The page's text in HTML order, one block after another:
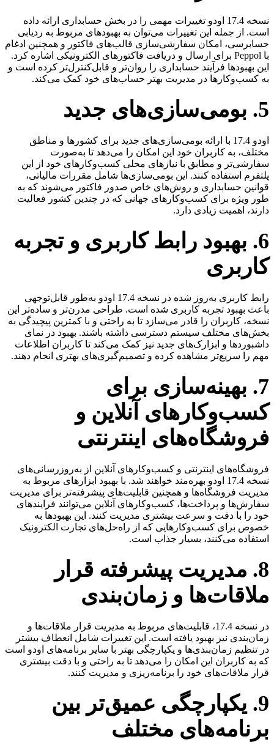
نسخه 17.4 اودو تغییرات مهمی را در بخش حسابداری ارائه داده
است. از جمله این تغییرات می‌توان به بهبودهای مربوط به ردیابی
حسابرسی، امکان سفارشی‌سازی قالب‌های فاکتور و همچنین ادغام
با Peppol برای ارسال و دریافت فاکتورهای الکترونیکی اشاره کرد.
این بهبودها فرآیند حسابداری را روان‌تر و قابل‌کنترل‌تر کرده است و
به کسب‌وکارها در مدیریت بهتر حساب‌های خود کمک می‌کند.
5. بومی‌سازی‌های جدید​
اودو 17.4 با ارائه بومی‌سازی‌های جدید برای کشورها و مناطق
مختلف، به کاربران خود این امکان را می‌دهد تا به‌صورت
سفارشی‌تر و مطابق با نیازهای محلی کسب‌وکارهای خود از این
پلتفرم استفاده کنند. این بومی‌سازی‌ها شامل مقررات مالیاتی،
قوانین حسابداری و روش‌های خاص صدور فاکتور می‌شوند که به
طور ویژه برای کسب‌وکارهای جهانی که در چندین کشور فعالیت
دارند، اهمیت زیادی دارد.
6. بهبود رابط کاربری و تجربه
کاربری​
رابط کاربری به‌روز شده در نسخه 17.4 اودو به‌طور قابل‌توجهی
باعث بهبود تجربه کاربری شده است. طراحی مدرن‌تر و ساده‌تر این
نسخه، کاربران را قادر می‌سازد تا به راحتی و با کمترین پیچیدگی به
بخش‌های مختلف سیستم دسترسی داشته باشند. بهبود در نمای
داشبورد‌ها و ابزارک‌های جدید نیز کمک می‌کند تا کاربران اطلاعات
مهم را سریع‌تر مشاهده کرده و تصمیم‌گیری‌های بهتری انجام دهند.
7. بهینه‌سازی برای
کسب‌وکارهای آنلاین و
فروشگاه‌های اینترنتی
فروشگاه‌های اینترنتی و کسب‌وکارهای آنلاین از به‌روزرسانی‌های
نسخه 17.4 اودو بهره‌مند خواهند شد. با بهبود ابزارهای مربوط به
مدیریت فروشگاه‌ها و همچنین قابلیت‌های پیشرفته‌تر برای مدیریت
سفارش‌ها و پرداخت‌ها، کسب‌وکارهای آنلاین می‌توانند فرایندهای
خود را با دقت و سرعت بیشتری مدیریت کنند. این بهبودها به
خصوص برای کسب‌وکارهایی که از راه‌حل‌های تجارت الکترونیک
استفاده می‌کنند، بسیار جذاب است.
8. مدیریت پیشرفته قرار
ملاقات‌ها و زمان‌بندی​
در نسخه 17.4، قابلیت‌های مربوط به مدیریت قرار ملاقات‌ها و
زمان‌بندی نیز بهبود یافته است. این تغییرات شامل انعطاف بیشتر
در تنظیم زمان‌بندی‌ها و یکپارچگی بهتر با سایر برنامه‌های اودو است
که به کاربران این امکان را می‌دهد تا به راحتی و با دقت بیشتری
قرار ملاقات‌های خود را برنامه‌ریزی و مدیریت کنند.
9. یکپارچگی عمیق‌تر بین
برنامه‌های مختلف​